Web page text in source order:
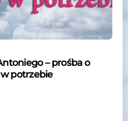
– prośba o
potrzebie